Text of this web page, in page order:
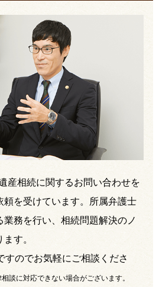
産相続に関するお問い合わせを
頼を受けています。所属弁護士
務を行い、相続問題解決のノ
す。
すのでお気軽にご相談くださ
談に対応できない場合がございます。